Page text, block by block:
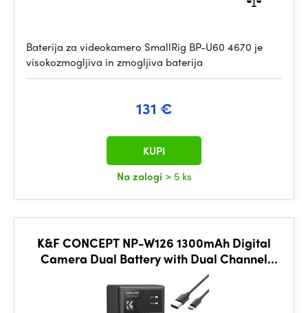
Baterija za videokamero SmallRig BP-U60 4670 je
visokozmogljiva in zmogljiva baterija
131 €
Na zalogi > 5 ks
KUPI
K&F CONCEPT NP-W126 1300mAh Digital
Camera Dual Battery with Dual Channel
Charger, for Fujifilm Camera